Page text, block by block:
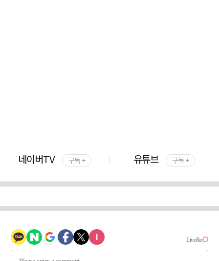
네이버TV 구독 + 유튜브 구독 +